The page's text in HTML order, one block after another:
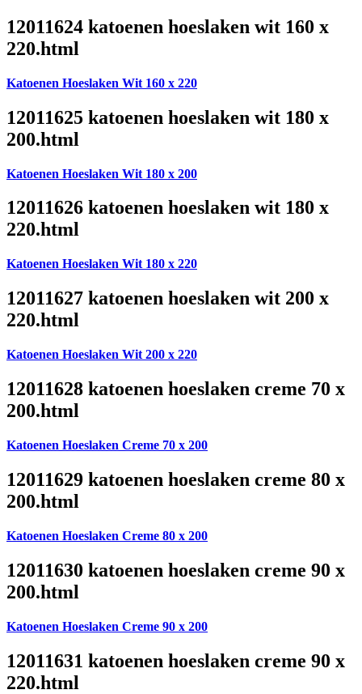
12011624 katoenen hoeslaken wit 160 x
220.html
Katoenen Hoeslaken Wit 160 x 220
12011625 katoenen hoeslaken wit 180 x
200.html
Katoenen Hoeslaken Wit 180 x 200
12011626 katoenen hoeslaken wit 180 x
220.html
Katoenen Hoeslaken Wit 180 x 220
12011627 katoenen hoeslaken wit 200 x
220.html
Katoenen Hoeslaken Wit 200 x 220
12011628 katoenen hoeslaken creme 70 x
200.html
Katoenen Hoeslaken Creme 70 x 200
12011629 katoenen hoeslaken creme 80 x
200.html
Katoenen Hoeslaken Creme 80 x 200
12011630 katoenen hoeslaken creme 90 x
200.html
Katoenen Hoeslaken Creme 90 x 200
12011631 katoenen hoeslaken creme 90 x
220.html